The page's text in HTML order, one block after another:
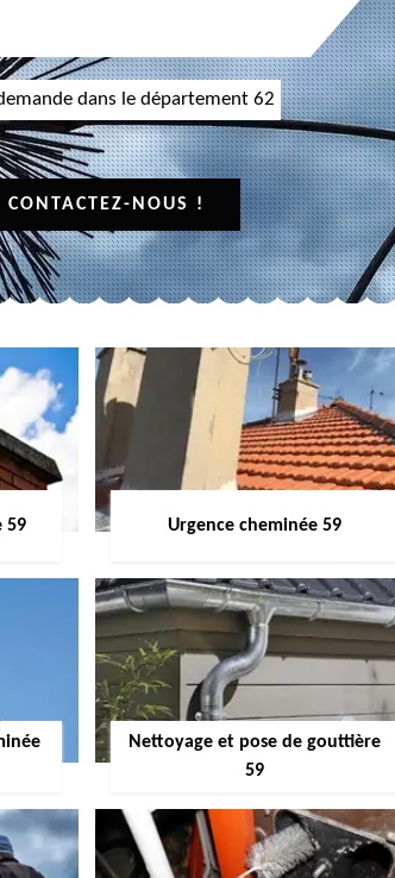
dans le département 62
CONTACTEZ-NOUS !
59 Urgence cheminée 59
Nettoyage et pose de gouttière
59